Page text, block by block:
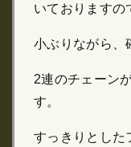
いておりますの
小ぶりながら、
2連のチェーン
す。
すっきりとした